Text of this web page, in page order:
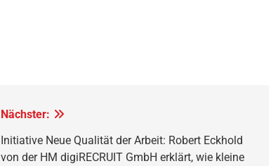
Nächster:
Initiative Neue Qualität der Arbeit: Robert Eckhold
von der HM digiRECRUIT GmbH erklärt, wie kleine